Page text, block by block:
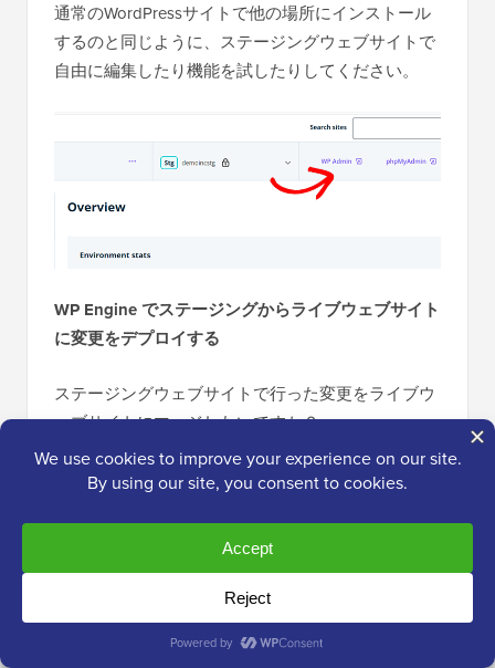
通常のWordPressサイトで他の場所にインストール
するのと同じように、ステージングウェブサイトで
自由に編集したり機能を試したりしてください。
WP Engine でステージングからライブウェブサイト
に変更をデプロイする
ステージングウェブサイトで行った変更をライブウ
ェブサイトにマージしたいですか？
「環境をコピー」ボタンをクリックするだけで、デ